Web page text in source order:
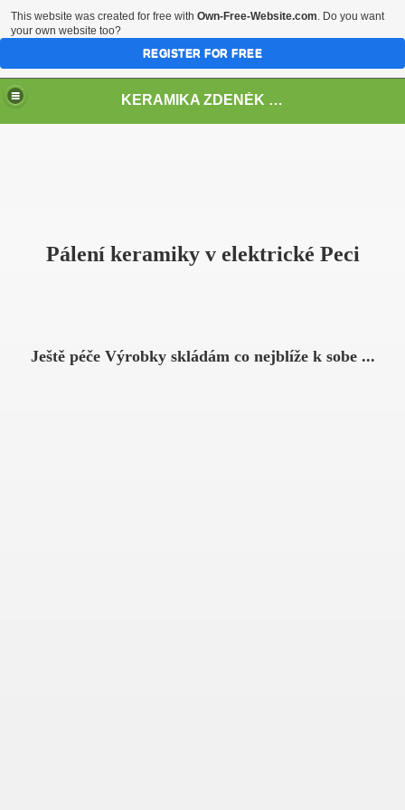
KERAMIKA ZDENĚK VLČEK
Pálení keramiky v elektrické Peci
Ještě péče Výrobky skládám co nejblíže k sobe ...
This website was created for free with Own-Free-Website.com. Do you want
your own website too?
REGISTER FOR FREE